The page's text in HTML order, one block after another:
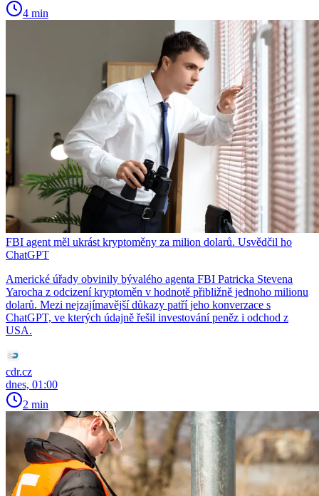
4 min
FBI agent měl ukrást kryptoměny za milion dolarů. Usvědčil ho
ChatGPT
Americké úřady obvinily bývalého agenta FBI Patricka Stevena
Yarocha z odcizení kryptoměn v hodnotě přibližně jednoho milionu
dolarů. Mezi nejzajímavější důkazy patří jeho konverzace s
ChatGPT, ve kterých údajně řešil investování peněz i odchod z
USA.
cdr.cz
dnes, 01:00
2 min